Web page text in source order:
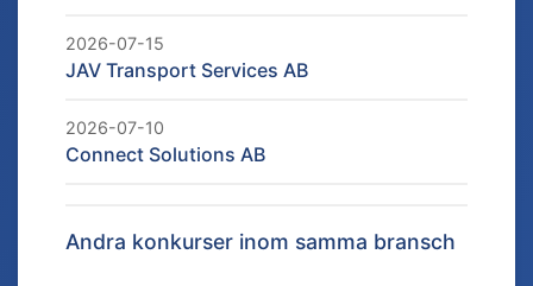
2026-07-15
JAV Transport Services AB
2026-07-10
Connect Solutions AB
Andra konkurser inom samma bransch